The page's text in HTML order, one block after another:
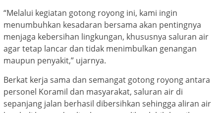
“Melalui kegiatan gotong royong ini, kami ingin
menumbuhkan kesadaran bersama akan pentingnya
menjaga kebersihan lingkungan, khususnya saluran air
agar tetap lancar dan tidak menimbulkan genangan
maupun penyakit,” ujarnya.
Berkat kerja sama dan semangat gotong royong antara
personel Koramil dan masyarakat, saluran air di
sepanjang jalan berhasil dibersihkan sehingga aliran air